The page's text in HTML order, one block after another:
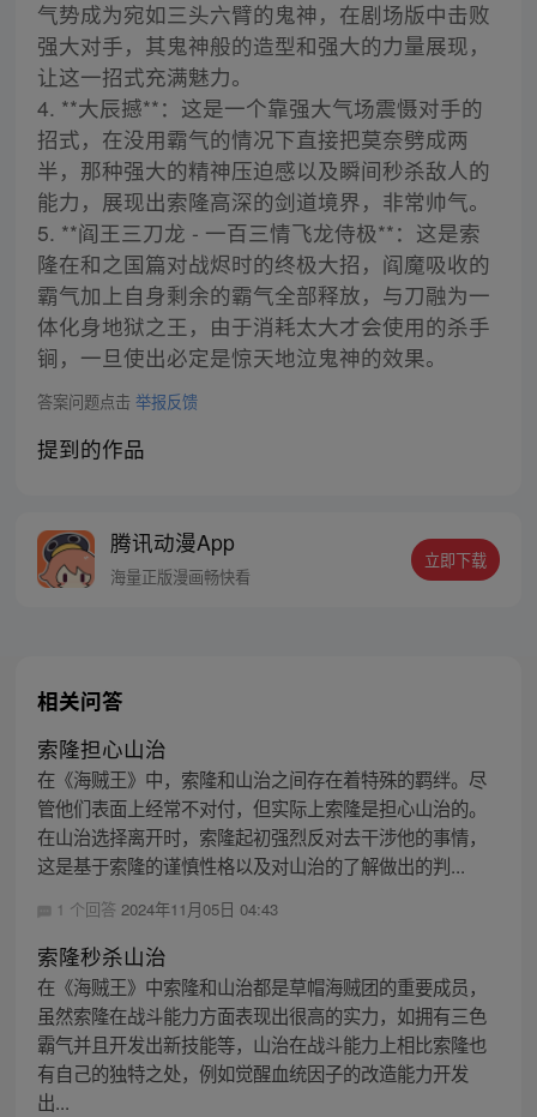
气势成为宛如三头六臂的鬼神，在剧场版中击败
强大对手，其鬼神般的造型和强大的力量展现，
让这一招式充满魅力。
4. **大辰撼**：这是一个靠强大气场震慑对手的
招式，在没用霸气的情况下直接把莫奈劈成两
半，那种强大的精神压迫感以及瞬间秒杀敌人的
能力，展现出索隆高深的剑道境界，非常帅气。
5. **阎王三刀龙 - 一百三情飞龙侍极**：这是索
隆在和之国篇对战烬时的终极大招，阎魔吸收的
霸气加上自身剩余的霸气全部释放，与刀融为一
体化身地狱之王，由于消耗太大才会使用的杀手
锏，一旦使出必定是惊天地泣鬼神的效果。
答案问题点击 举报反馈
提到的作品
腾讯动漫App
海量正版漫画畅快看
立即下载
相关问答
索隆担心山治
在《海贼王》中，索隆和山治之间存在着特殊的羁绊。尽
管他们表面上经常不对付，但实际上索隆是担心山治的。
在山治选择离开时，索隆起初强烈反对去干涉他的事情，
这是基于索隆的谨慎性格以及对山治的了解做出的判...
1 个回答 2024年11月05日 04:43
索隆秒杀山治
在《海贼王》中索隆和山治都是草帽海贼团的重要成员，
虽然索隆在战斗能力方面表现出很高的实力，如拥有三色
霸气并且开发出新技能等，山治在战斗能力上相比索隆也
有自己的独特之处，例如觉醒血统因子的改造能力开发
出...